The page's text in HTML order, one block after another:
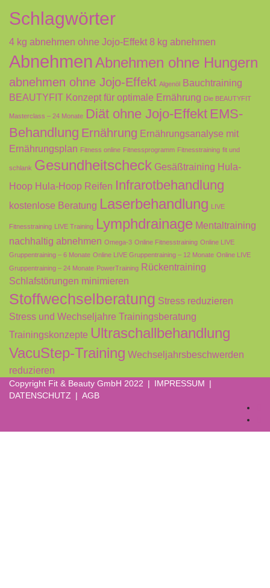
Schlagwörter
4 kg abnehmen ohne Jojo-Effekt 8 kg abnehmen
AbnehmenAbnehmen ohne Hungern
abnehmen ohne Jojo-Effekt Algenöl
Bauchtraining
BEAUTYFIT Konzept für optimale Ernährung Die BEAUTYFIT
Masterclass – 24 Monate Diät ohne Jojo-Effekt EMS-
Behandlung Ernährung Ernährungsanalyse mit
Ernährungsplan Fitness online Fitnessprogramm Fitnesstraining fit und
schlank Gesundheitscheck Gesäßtraining Hula-
Hoop Hula-Hoop Reifen Infrarotbehandlung
kostenlose Beratung Laserbehandlung LIVE
Fitnesstraining LIVE Training Lymphdrainage Mentaltraining
nachhaltig abnehmen Omega-3 Online Fitnesstraining Online LIVE
Gruppentraining – 6 Monate Online LIVE Gruppentraining – 12 Monate Online LIVE
Gruppentraining – 24 Monate PowerTraining Rückentraining
Schlafstörungen minimieren
Stoffwechselberatung Stress reduzieren
Stress und Wechseljahre Trainingsberatung
Trainingskonzepte Ultraschallbehandlung
VacuStep-Training Wechseljahrsbeschwerden
reduzieren
Copyright Fit & Beauty GmbH 2022 | IMPRESSUM |
DATENSCHUTZ | AGB